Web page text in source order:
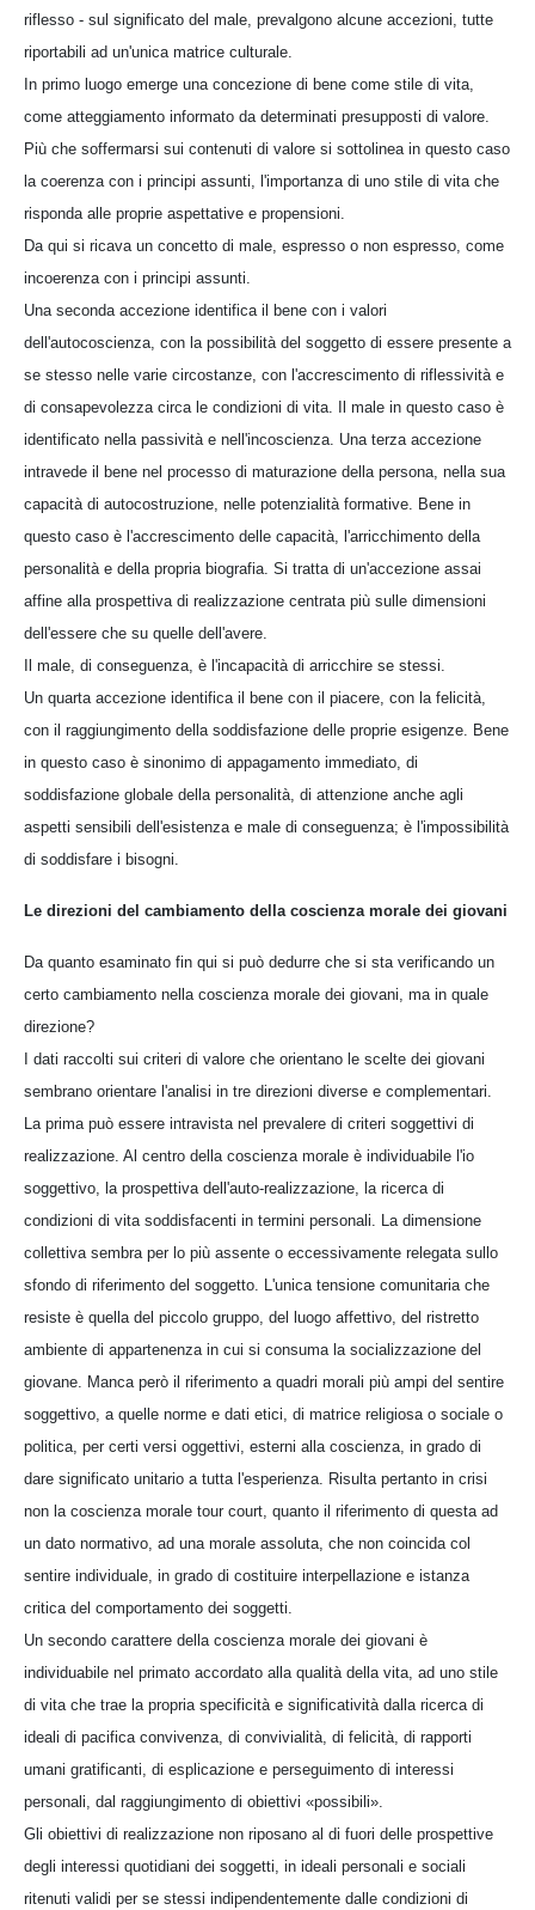
riflesso - sul significato del male, prevalgono alcune accezioni, tutte
riportabili ad un'unica matrice culturale.
In primo luogo emerge una concezione di bene come stile di vita,
come atteggiamento informato da determinati presupposti di valore.
Più che soffermarsi sui contenuti di valore si sottolinea in questo caso
la coerenza con i principi assunti, l'importanza di uno stile di vita che
risponda alle proprie aspettative e propensioni.
Da qui si ricava un concetto di male, espresso o non espresso, come
incoerenza con i principi assunti.
Una seconda accezione identifica il bene con i valori
dell'autocoscienza, con la possibilità del soggetto di essere presente a
se stesso nelle varie circostanze, con l'accrescimento di riflessività e
di consapevolezza circa le condizioni di vita. Il male in questo caso è
identificato nella passività e nell'incoscienza. Una terza accezione
intravede il bene nel processo di maturazione della persona, nella sua
capacità di autocostruzione, nelle potenzialità formative. Bene in
questo caso è l'accrescimento delle capacità, l'arricchimento della
personalità e della propria biografia. Si tratta di un'accezione assai
affine alla prospettiva di realizzazione centrata più sulle dimensioni
dell'essere che su quelle dell'avere.
Il male, di conseguenza, è l'incapacità di arricchire se stessi.
Un quarta accezione identifica il bene con il piacere, con la felicità,
con il raggiungimento della soddisfazione delle proprie esigenze. Bene
in questo caso è sinonimo di appagamento immediato, di
soddisfazione globale della personalità, di attenzione anche agli
aspetti sensibili dell'esistenza e male di conseguenza; è l'impossibilità
di soddisfare i bisogni.
Le direzioni del cambiamento della coscienza morale dei giovani
Da quanto esaminato fin qui si può dedurre che si sta verificando un
certo cambiamento nella coscienza morale dei giovani, ma in quale
direzione?
I dati raccolti sui criteri di valore che orientano le scelte dei giovani
sembrano orientare l'analisi in tre direzioni diverse e complementari.
La prima può essere intravista nel prevalere di criteri soggettivi di
realizzazione. Al centro della coscienza morale è individuabile l'io
soggettivo, la prospettiva dell'auto-realizzazione, la ricerca di
condizioni di vita soddisfacenti in termini personali. La dimensione
collettiva sembra per lo più assente o eccessivamente relegata sullo
sfondo di riferimento del soggetto. L'unica tensione comunitaria che
resiste è quella del piccolo gruppo, del luogo affettivo, del ristretto
ambiente di appartenenza in cui si consuma la socializzazione del
giovane. Manca però il riferimento a quadri morali più ampi del sentire
soggettivo, a quelle norme e dati etici, di matrice religiosa o sociale o
politica, per certi versi oggettivi, esterni alla coscienza, in grado di
dare significato unitario a tutta l'esperienza. Risulta pertanto in crisi
non la coscienza morale tour court, quanto il riferimento di questa ad
un dato normativo, ad una morale assoluta, che non coincida col
sentire individuale, in grado di costituire interpellazione e istanza
critica del comportamento dei soggetti.
Un secondo carattere della coscienza morale dei giovani è
individuabile nel primato accordato alla qualità della vita, ad uno stile
di vita che trae la propria specificità e significatività dalla ricerca di
ideali di pacifica convivenza, di convivialità, di felicità, di rapporti
umani gratificanti, di esplicazione e perseguimento di interessi
personali, dal raggiungimento di obiettivi «possibili».
Gli obiettivi di realizzazione non riposano al di fuori delle prospettive
degli interessi quotidiani dei soggetti, in ideali personali e sociali
ritenuti validi per se stessi indipendentemente dalle condizioni di